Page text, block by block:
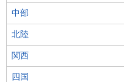
中部
北陸
関西
四国